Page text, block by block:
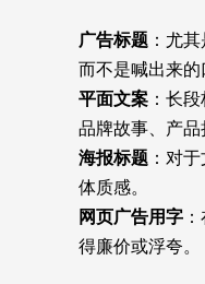
广告标题 ：尤
而不是喊出来的
平面文案 ：长
品牌故事、产品
海报标题 ：对
体质感。
网页广告用字
得廉价或浮夸。